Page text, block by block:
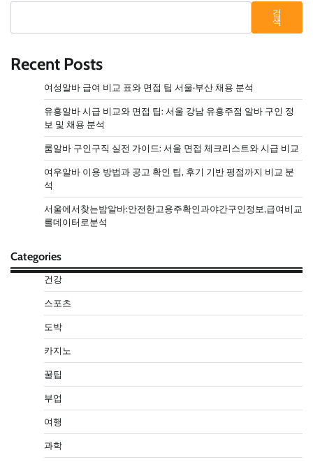
검
색
Recent Posts
여성알바 급여 비교 표와 면접 팁 서울·부산 채용 분석
유흥알바 시급 비교와 면접 팁: 서울 강남 유흥주점 알바 구인 정
보 및 채용 분석
룸알바 구인구직 실전 가이드: 서울 면접 체크리스트와 시급 비교
여우알바 이용 방법과 공고 확인 팁, 후기 기반 평점까지 비교 분
석
서울에서찾는밤알바:안전한고용주확인과야간구인정보,급여비교
를데이터로분석
Categories
건강
스포츠
도박
카지노
꿀팁
부업
여행
과학